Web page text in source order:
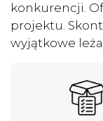
konkurencji.
projektu.
wyjątkowe